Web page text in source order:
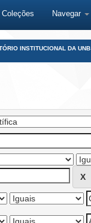
Navegar
INSTITUCIONAL DA UNB